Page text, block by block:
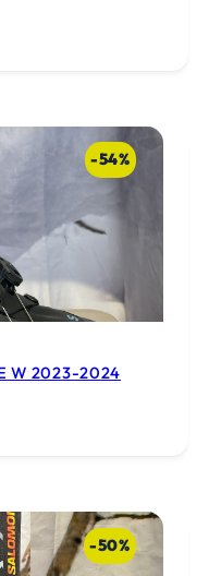
-54%
W 2023-2024
-50%